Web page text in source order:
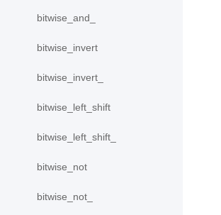
bitwise_and_
bitwise_invert
bitwise_invert_
bitwise_left_shift
bitwise_left_shift_
bitwise_not
bitwise_not_